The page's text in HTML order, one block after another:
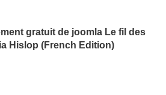
gratuit de joomla Le fil des
Hislop (French Edition)